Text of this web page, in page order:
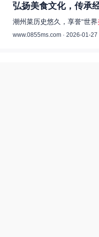
弘扬美食文化，传承
潮州菜历史悠久，享誉“世界
www.0855ms.com · 2026-01-27